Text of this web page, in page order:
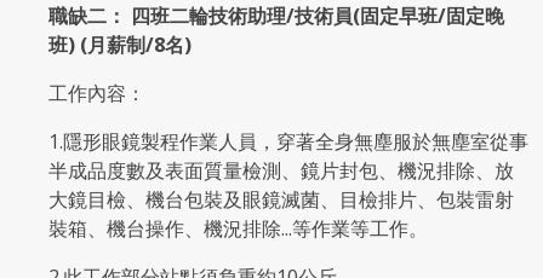
職缺二： 四班二輪技術助理/技術員(固定早班/固定晚
班) (月薪制/8名)
工作內容：
1.隱形眼鏡製程作業人員，穿著全身無塵服於無塵室從事
半成品度數及表面質量檢測、鏡片封包、機況排除、放
大鏡目檢、機台包裝及眼鏡滅菌、目檢排片、包裝雷射
裝箱、機台操作、機況排除...等作業等工作。